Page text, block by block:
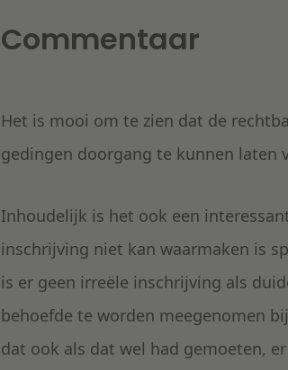
Commentaar
Het is mooi om te zien dat de
gedingen doorgang te kunnen laten
Inhoudelijk is het ook een
inschrijving niet kan waarmaken is
is er geen irreële inschrijving als
behoefde te worden meegenomen
dat ook als dat wel had gemoeten,